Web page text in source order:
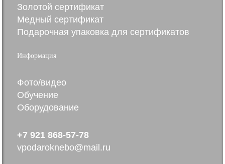
Золотой сертификат
Медный сертификат
Подарочная упаковка для сертификатов
Информация
Фото/видео
Обучение
Оборудование
+7 921 868-57-78
vpodaroknebo@mail.ru